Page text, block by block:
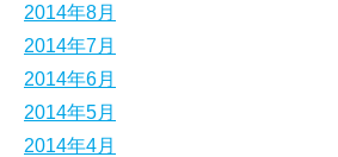
2014年8月
2014年7月
2014年6月
2014年5月
2014年4月